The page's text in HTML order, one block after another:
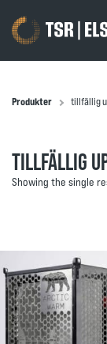
Produkter tillfällig
TILLFÄLLIG
Showing the single